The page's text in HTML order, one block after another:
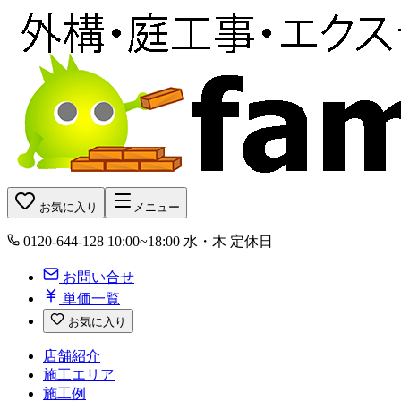
お気に入り メニュー
0120-644-128 10:00~18:00 水・木 定休日
お問い合せ
単価一覧
お気に入り
店舗紹介
施工エリア
施工例